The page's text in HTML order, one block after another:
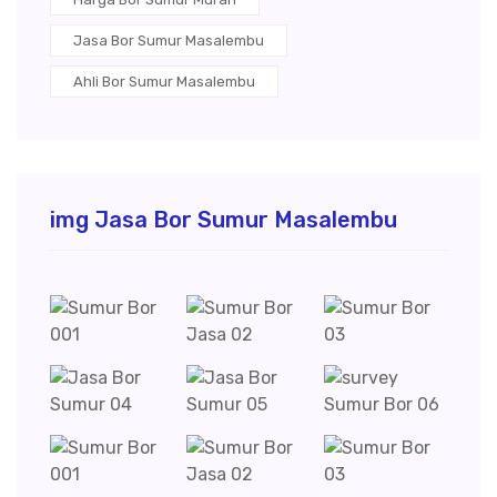
Jasa Bor Sumur Masalembu
Ahli Bor Sumur Masalembu
img Jasa Bor Sumur Masalembu